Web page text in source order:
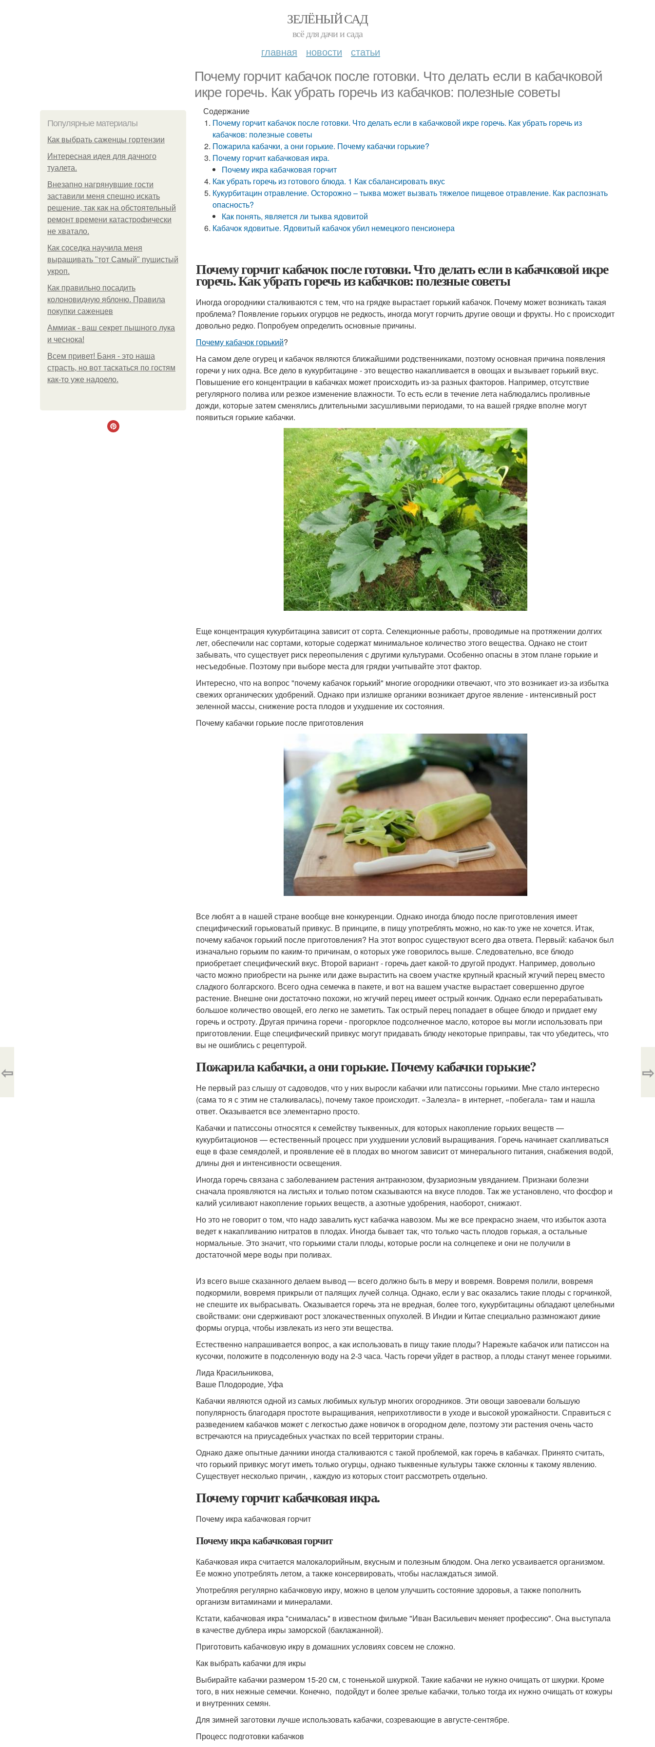
ЗЕЛЁНЫЙ САД
всё для дачи и сада
главная новости статьи
Почему горчит кабачок после готовки. Что делать если в кабачковой
икре горечь. Как убрать горечь из кабачков: полезные советы
Популярные материалы
Как выбрать саженцы гортензии
Интересная идея для дачного
туалета.
Внезапно нагрянувшие гости
заставили меня спешно искать
решение, так как на обстоятельный
ремонт времени катастрофически
не хватало.
Как соседка научила меня
выращивать "тот Самый" пушистый
укроп.
Как правильно посадить
колоновидную яблоню. Правила
покупки саженцев
Аммиак - ваш секрет пышного лука
и чеснока!
Всем привет! Баня - это наша
страсть, но вот таскаться по гостям
как-то уже надоело.
Содержание
Почему горчит кабачок после готовки. Что делать если в кабачковой икре горечь. Как убрать горечь из
кабачков: полезные советы
Пожарила кабачки, а они горькие. Почему кабачки горькие?
Почему горчит кабачковая икра.
Почему икра кабачковая горчит
Как убрать горечь из готового блюда. 1 Как сбалансировать вкус
Кукурбитацин отравление. Осторожно – тыква может вызвать тяжелое пищевое отравление. Как распознать
опасность?
Как понять, является ли тыква ядовитой
Кабачок ядовитые. Ядовитый кабачок убил немецкого пенсионера
Почему горчит кабачок после готовки. Что делать если в кабачковой икре
горечь. Как убрать горечь из кабачков: полезные советы
Иногда огородники сталкиваются с тем, что на грядке вырастает горький кабачок. Почему может возникать такая
проблема? Появление горьких огурцов не редкость, иногда могут горчить другие овощи и фрукты. Но с происходит
довольно редко. Попробуем определить основные причины.
Почему кабачок горький?
На самом деле огурец и кабачок являются ближайшими родственниками, поэтому основная причина появления
горечи у них одна. Все дело в кукурбитацине - это вещество накапливается в овощах и вызывает горький вкус.
Повышение его концентрации в кабачках может происходить из-за разных факторов. Например, отсутствие
регулярного полива или резкое изменение влажности. То есть если в течение лета наблюдались проливные
дожди, которые затем сменялись длительными засушливыми периодами, то на вашей грядке вполне могут
появиться горькие кабачки.
Еще концентрация кукурбитацина зависит от сорта. Селекционные работы, проводимые на протяжении долгих
лет, обеспечили нас сортами, которые содержат минимальное количество этого вещества. Однако не стоит
забывать, что существует риск переопыления с другими культурами. Особенно опасны в этом плане горькие и
несъедобные. Поэтому при выборе места для грядки учитывайте этот фактор.
Интересно, что на вопрос "почему кабачок горький" многие огородники отвечают, что это возникает из-за избытка
свежих органических удобрений. Однако при излишке органики возникает другое явление - интенсивный рост
зеленной массы, снижение роста плодов и ухудшение их состояния.
Почему кабачки горькие после приготовления
Все любят а в нашей стране вообще вне конкуренции. Однако иногда блюдо после приготовления имеет
специфический горьковатый привкус. В принципе, в пищу употреблять можно, но как-то уже не хочется. Итак,
почему кабачок горький после приготовления? На этот вопрос существуют всего два ответа. Первый: кабачок был
изначально горьким по каким-то причинам, о которых уже говорилось выше. Следовательно, все блюдо
приобретает специфический вкус. Второй вариант - горечь дает какой-то другой продукт. Например, довольно
часто можно приобрести на рынке или даже вырастить на своем участке крупный красный жгучий перец вместо
сладкого болгарского. Всего одна семечка в пакете, и вот на вашем участке вырастает совершенно другое
растение. Внешне они достаточно похожи, но жгучий перец имеет острый кончик. Однако если перерабатывать
большое количество овощей, его легко не заметить. Так острый перец попадает в общее блюдо и придает ему
горечь и остроту. Другая причина горечи - прогорклое подсолнечное масло, которое вы могли использовать при
приготовлении. Еще специфический привкус могут придавать блюду некоторые приправы, так что убедитесь, что
вы не ошиблись с рецептурой.
Пожарила кабачки, а они горькие. Почему кабачки горькие?
Не первый раз слышу от садоводов, что у них выросли кабачки или патиссоны горькими. Мне стало интересно
(сама то я с этим не сталкивалась), почему такое происходит. «Залезла» в интернет, «побегала» там и нашла
ответ. Оказывается все элементарно просто.
Кабачки и патиссоны относятся к семейству тыквенных, для которых накопление горьких веществ —
кукурбитационов — естественный процесс при ухудшении условий выращивания. Горечь начинает скапливаться
еще в фазе семядолей, и проявление её в плодах во многом зависит от минерального питания, снабжения водой,
длины дня и интенсивности освещения.
Иногда горечь связана с заболеванием растения антракнозом, фузариозным увяданием. Признаки болезни
сначала проявляются на листьях и только потом сказываются на вкусе плодов. Так же установлено, что фосфор и
калий усиливают накопление горьких веществ, а азотные удобрения, наоборот, снижают.
Но это не говорит о том, что надо завалить куст кабачка навозом. Мы же все прекрасно знаем, что избыток азота
ведет к накапливанию нитратов в плодах. Иногда бывает так, что только часть плодов горькая, а остальные
нормальные. Это значит, что горькими стали плоды, которые росли на солнцепеке и они не получили в
достаточной мере воды при поливах.
Из всего выше сказанного делаем вывод — всего должно быть в меру и вовремя. Вовремя полили, вовремя
подкормили, вовремя прикрыли от палящих лучей солнца. Однако, если у вас оказались такие плоды с горчинкой,
не спешите их выбрасывать. Оказывается горечь эта не вредная, более того, кукурбитацины обладают целебными
свойствами: они сдерживают рост злокачественных опухолей. В Индии и Китае специально размножают дикие
формы огурца, чтобы извлекать из него эти вещества.
Естественно напрашивается вопрос, а как использовать в пищу такие плоды? Нарежьте кабачок или патиссон на
кусочки, положите в подсоленную воду на 2-3 часа. Часть горечи уйдет в раствор, а плоды станут менее горькими.
Лида Красильникова,
Ваше Плодородие, Уфа
Кабачки являются одной из самых любимых культур многих огородников. Эти овощи завоевали большую
популярность благодаря простоте выращивания, неприхотливости в уходе и высокой урожайности. Справиться с
разведением кабачков может с легкостью даже новичок в огородном деле, поэтому эти растения очень часто
встречаются на приусадебных участках по всей территории страны.
Однако даже опытные дачники иногда сталкиваются с такой проблемой, как горечь в кабачках. Принято считать,
что горький привкус могут иметь только огурцы, однако тыквенные культуры также склонны к такому явлению.
Существует несколько причин, , каждую из которых стоит рассмотреть отдельно.
Почему горчит кабачковая икра.
Почему икра кабачковая горчит
Почему икра кабачковая горчит
Кабачковая икра считается малокалорийным, вкусным и полезным блюдом. Она легко усваивается организмом.
Ее можно употреблять летом, а также консервировать, чтобы наслаждаться зимой.
Употребляя регулярно кабачковую икру, можно в целом улучшить состояние здоровья, а также пополнить
организм витаминами и минералами.
Кстати, кабачковая икра "снималась" в известном фильме "Иван Васильевич меняет профессию". Она выступала
в качестве дублера икры заморской (баклажанной).
Приготовить кабачковую икру в домашних условиях совсем не сложно.
Как выбрать кабачки для икры
Выбирайте кабачки размером 15-20 см, с тоненькой шкуркой. Такие кабачки не нужно очищать от шкурки. Кроме
того, в них нежные семечки. Конечно, подойдут и более зрелые кабачки, только тогда их нужно очищать от кожуры
и внутренних семян.
Для зимней заготовки лучше использовать кабачки, созревающие в августе-сентябре.
Процесс подготовки кабачков
⇦ ⇨